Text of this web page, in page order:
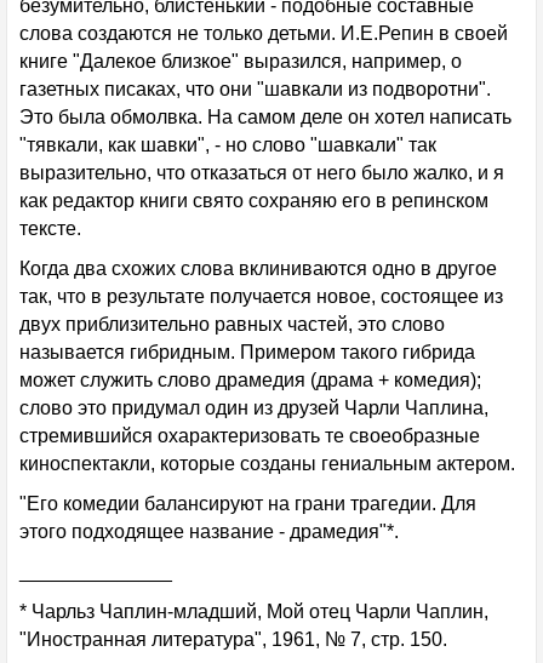
безумительно, блистенький - подобные составные
слова создаются не только детьми. И.Е.Репин в своей
книге "Далекое близкое" выразился, например, о
газетных писаках, что они "шавкали из подворотни".
Это была обмолвка. На самом деле он хотел написать
"тявкали, как шавки", - но слово "шавкали" так
выразительно, что отказаться от него было жалко, и я
как редактор книги свято сохраняю его в репинском
тексте.
Когда два схожих слова вклиниваются одно в другое
так, что в результате получается новое, состоящее из
двух приблизительно равных частей, это слово
называется гибридным. Примером такого гибрида
может служить слово драмедия (драма + комедия);
слово это придумал один из друзей Чарли Чаплина,
стремившийся охарактеризовать те своеобразные
киноспектакли, которые созданы гениальным актером.
"Его комедии балансируют на грани трагедии. Для
этого подходящее название - драмедия"*.
* Чарльз Чаплин-младший, Мой отец Чарли Чаплин,
"Иностранная литература", 1961, № 7, стр. 150.